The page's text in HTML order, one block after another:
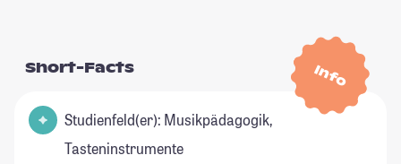
Info
Short-Facts
Studienfeld(er): Musikpädagogik,
Tasteninstrumente